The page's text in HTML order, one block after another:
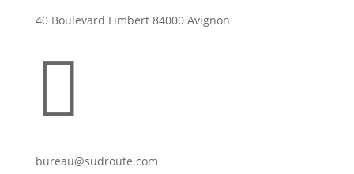
40 Boulevard Limbert 84000 Avignon

bureau@sudroute.com